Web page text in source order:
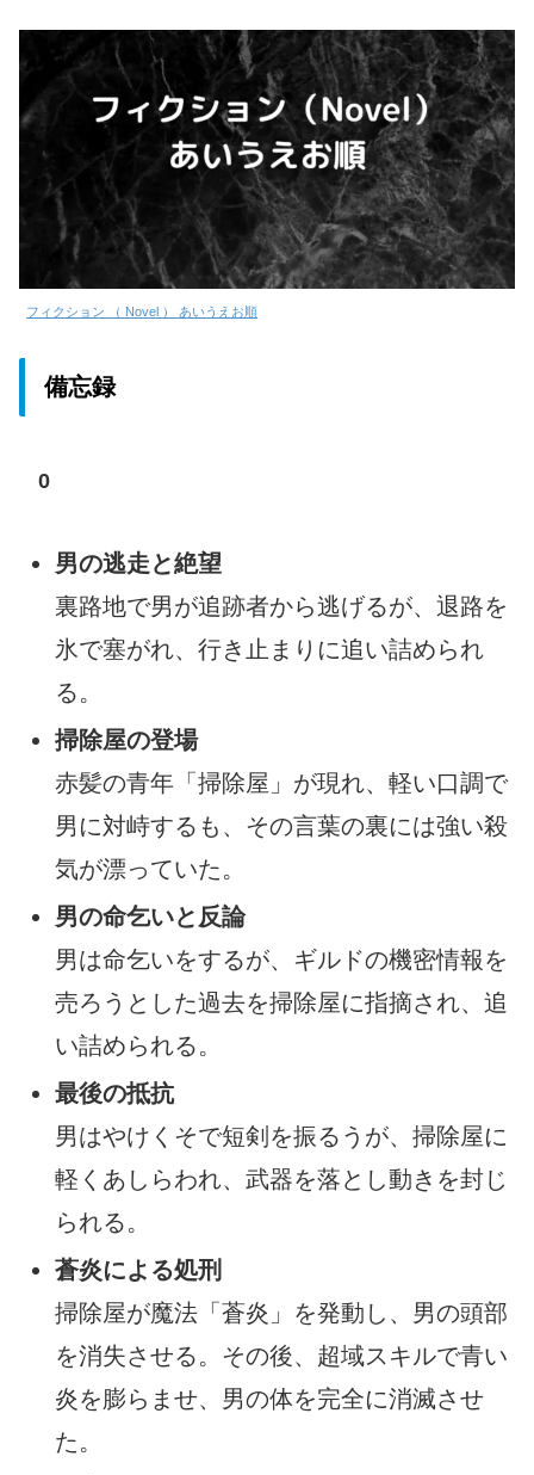
フィクション （ Novel ） あいうえお順
備忘録
0
男の逃走と絶望
裏路地で男が追跡者から逃げるが、退路を
氷で塞がれ、行き止まりに追い詰められ
る。
掃除屋の登場
赤髪の青年「掃除屋」が現れ、軽い口調で
男に対峙するも、その言葉の裏には強い殺
気が漂っていた。
男の命乞いと反論
男は命乞いをするが、ギルドの機密情報を
売ろうとした過去を掃除屋に指摘され、追
い詰められる。
最後の抵抗
男はやけくそで短剣を振るうが、掃除屋に
軽くあしらわれ、武器を落とし動きを封じ
られる。
蒼炎による処刑
掃除屋が魔法「蒼炎」を発動し、男の頭部
を消失させる。その後、超域スキルで青い
炎を膨らませ、男の体を完全に消滅させ
た。